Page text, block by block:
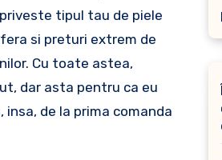
tipul tau de piele
si preturi extrem de
Cu toate astea,
dar asta pentru ca eu
de la prima comanda